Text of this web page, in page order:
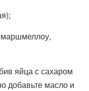
маршмеллоу,
яйца с сахаром
добавьте масло и